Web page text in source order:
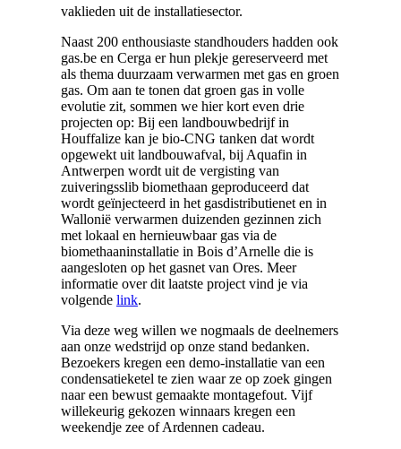
vaklieden uit de installatiesector.
Naast 200 enthousiaste standhouders hadden ook
gas.be en Cerga er hun plekje gereserveerd met
als thema duurzaam verwarmen met gas en groen
gas. Om aan te tonen dat groen gas in volle
evolutie zit, sommen we hier kort even drie
projecten op: Bij een landbouwbedrijf in
Houffalize kan je bio-CNG tanken dat wordt
opgewekt uit landbouwafval, bij Aquafin in
Antwerpen wordt uit de vergisting van
zuiveringsslib biomethaan geproduceerd dat
wordt geïnjecteerd in het gasdistributienet en in
Wallonië verwarmen duizenden gezinnen zich
met lokaal en hernieuwbaar gas via de
biomethaaninstallatie in Bois d’Arnelle die is
aangesloten op het gasnet van Ores. Meer
informatie over dit laatste project vind je via
volgende link.
Via deze weg willen we nogmaals de deelnemers
aan onze wedstrijd op onze stand bedanken.
Bezoekers kregen een demo-installatie van een
condensatieketel te zien waar ze op zoek gingen
naar een bewust gemaakte montagefout. Vijf
willekeurig gekozen winnaars kregen een
weekendje zee of Ardennen cadeau.